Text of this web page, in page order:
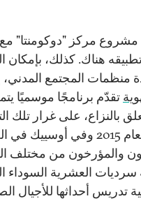
مشروع مركز "دوكومنتا"
هناك. كذلك،
منظمات المجتمع المدني،
تقدّم برنامجًا موسميًا
بالنزاع، على غرار تلك
والمؤرخون من مختلف
سرديات العشرية السوداء
تدريس أحداثها للأجيال